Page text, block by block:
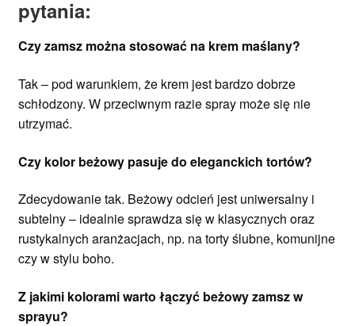
pytania:
Czy zamsz można stosować na krem maślany?
Tak – pod warunkiem, że krem jest bardzo dobrze
schłodzony. W przeciwnym razie spray może się nie
utrzymać.
Czy kolor beżowy pasuje do eleganckich tortów?
Zdecydowanie tak. Beżowy odcień jest uniwersalny i
subtelny – idealnie sprawdza się w klasycznych oraz
rustykalnych aranżacjach, np. na torty ślubne, komunijne
czy w stylu boho.
Z jakimi kolorami warto łączyć beżowy zamsz w
sprayu?